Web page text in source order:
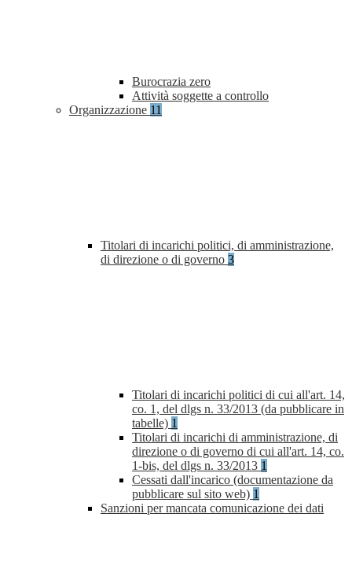
Burocrazia zero
Attività soggette a controllo
Organizzazione 11
Titolari di incarichi politici, di amministrazione,
di direzione o di governo 3
Titolari di incarichi politici di cui all'art. 14,
co. 1, del dlgs n. 33/2013 (da pubblicare in
tabelle) 1
Titolari di incarichi di amministrazione, di
direzione o di governo di cui all'art. 14, co.
1-bis, del dlgs n. 33/2013 1
Cessati dall'incarico (documentazione da
pubblicare sul sito web) 1
Sanzioni per mancata comunicazione dei dati